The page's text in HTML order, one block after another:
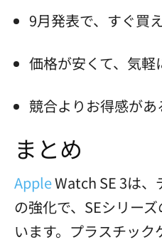
9月発表で、すぐ買え
価格が安くて、気軽
競合よりお得感があ
まとめ
AppleWatch SE 3は
の強化で、SEシリー
います。プラスチック